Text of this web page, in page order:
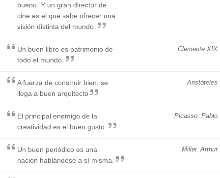
bueno. Y un gran director de
cine es el que sabe ofrecer una
visión distinta del mundo.
Clemente XIX
Un buen libro es patrimonio de
todo el mundo.
Aristóteles
A fuerza de construir bien, se
llega a buen arquitecto
Picasso, Pablo
El principal enemigo de la
creatividad es el buen gusto.
Miller, Arthur
Un buen periódico es una
nación hablándose a sí misma.